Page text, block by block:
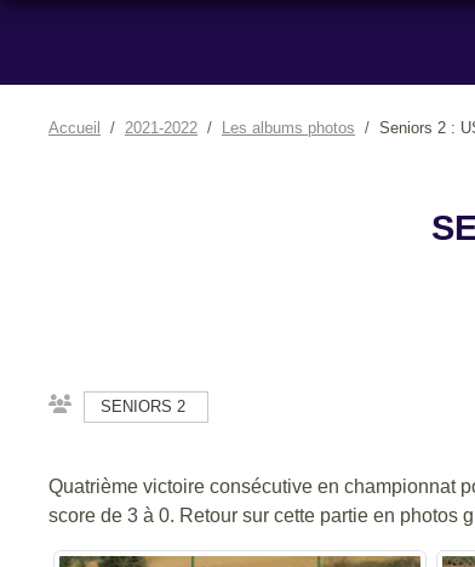
Accueil 2021-2022 Les albums photos Seniors 2 :
SENIORS 2
Quatrième victoire consécutive en championnat
score de 3 à 0. Retour sur cette partie en photos